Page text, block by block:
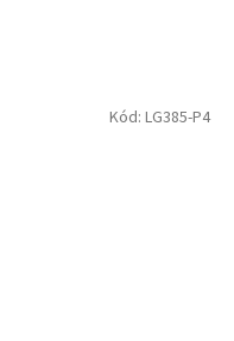
Kód: LG385-P4